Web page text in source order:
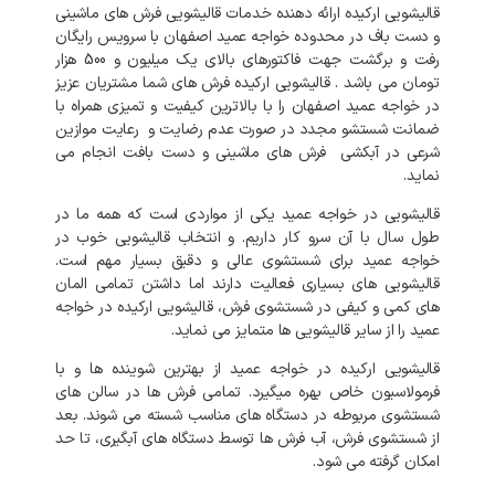
قالیشویی ارکیده ارائه دهنده خدمات قالیشویی فرش های ماشینی
و دست باف در محدوده خواجه عمید اصفهان با سرویس رایگان
رفت و برگشت جهت فاکتورهای بالای
یک میلیون و 500 هزار
تومان می باشد .قالیشویی ارکیده فرش های شما مشتریان عزیز
در خواجه عمید اصفهان را با بالاترین کیفیت و تمیزی همراه با
ضمانت شستشو مجدد در صورت عدم رضایت و رعایت موازین
شرعی در آبکشی فرش های ماشینی و دست بافت انجام می
نماید.
قالیشویی در خواجه عمید یکی از مواردی است که همه ما در
طول سال با آن سرو کار داریم. و انتخاب قالیشویی خوب در
خواجه عمید برای شستشوی عالی و دقیق بسیار مهم است.
قالیشویی های بسیاری فعالیت دارند اما داشتن تمامی المان
های کمی و کیفی در شستشوی فرش، قالیشویی ارکیده در خواجه
عمید را از سایر قالیشویی ها متمایز می نماید.
قالیشویی ارکیده در خواجه عمید از بهترین شوینده ها و با
فرمولاسیون خاص بهره میگیرد. تمامی فرش ها در سالن های
شستشوی مربوطه در دستگاه های مناسب شسته می شوند. بعد
از شستشوی فرش، آب فرش ها توسط دستگاه های آبگیری، تا حد
امکان گرفته می شود.